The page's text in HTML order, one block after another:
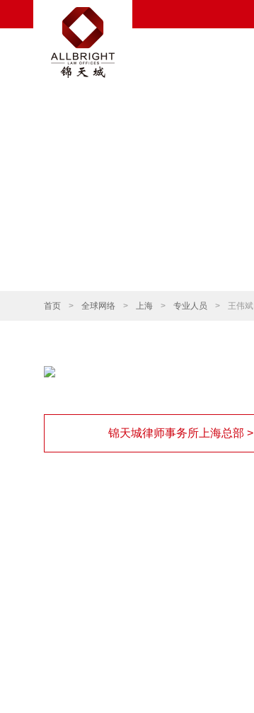
首页 > 全球网络 > 上海 > 专业人员 > 王伟斌
锦天城律师事务所上海总部 >